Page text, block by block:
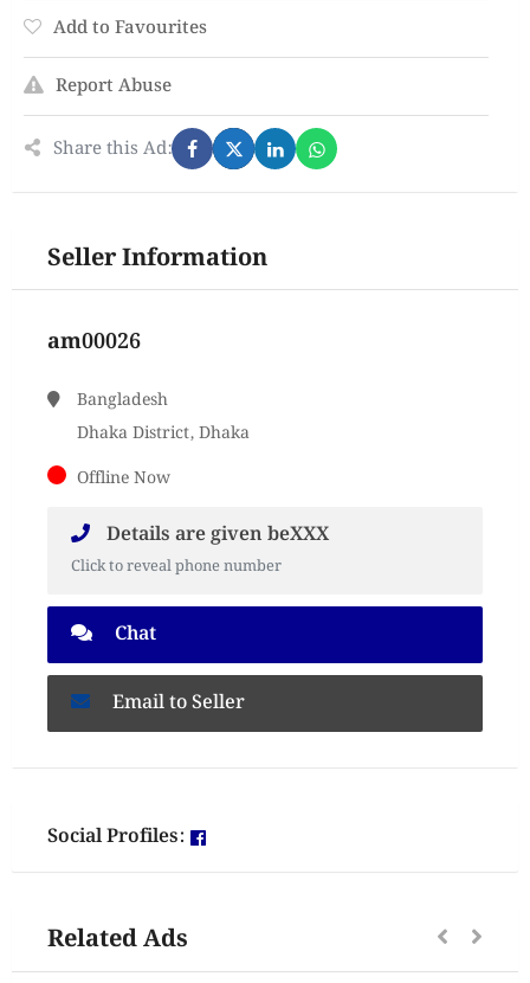
Add to Favourites
Report Abuse
Share this Ad:
Seller Information
am00026
Bangladesh
Dhaka District, Dhaka
Offline Now
Details are given beXXX
Click to reveal phone number
Chat
Email to Seller
Social Profiles:
Related Ads